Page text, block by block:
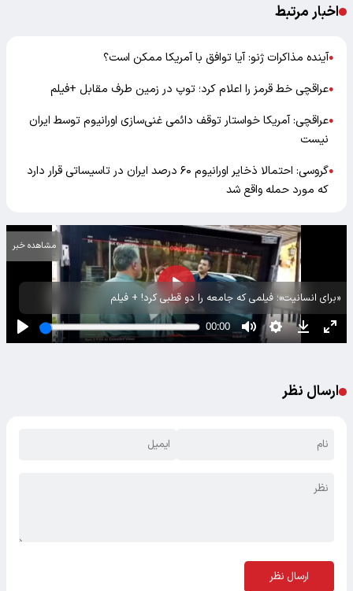
اخبار مرتبط
●آینده مذاکرات ژنو: آیا توافق با آمریکا ممکن است؟
●عراقچی خط قرمز را اعلام کرد؛ توپ در زمین طرف مقابل +‌فیلم
●عراقچی: آمریکا خواستار توقف دائمی غنی‌سازی اورانیوم توسط ایران
نیست
●
گروسی: احتمالا ذخایر اورانیوم ۶۰ درصد ایران در تاسیساتی قرار دارد
که مورد حمله واقع شد
«برای انسانیت»؛ فیلمی که جامعه را دو قطبی کرد! + فیلم
مشاهده خبر
ارسال نظر
ارسال نظر